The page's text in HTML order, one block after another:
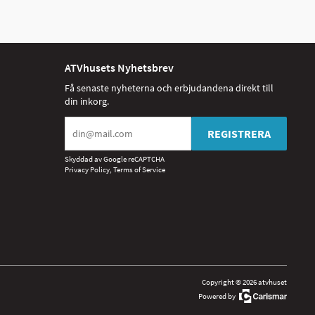
ATVhusets Nyhetsbrev
Få senaste nyheterna och erbjudandena direkt till
din inkorg.
REGISTRERA
Skyddad av Google reCAPTCHA
Privacy Policy, Terms of Service
Copyright © 2026 atvhuset
Powered by